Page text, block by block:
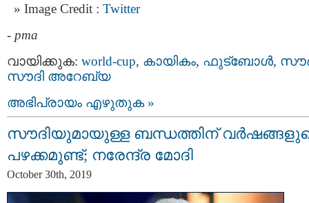
Image Credit : Twitter
- pma
വായിക്കുക: world-cup, കായികം, ഫുട്ബോള്‍,
സൗദി അറേബ്യ
അഭിപ്രായം എഴുതുക »
സൗദിയുമായുള്ള ബന്ധത്തിന്
പഴക്കമുണ്ട്; നരേന്ദ്ര മോദി
October 30th, 2019